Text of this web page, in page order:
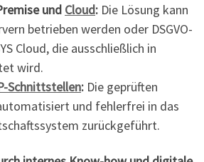
und Cloud: Die Lösung kann
betrieben werden oder DSGVO-
Cloud, die ausschließlich in
wird.
Schnittstellen: Die geprüften
und fehlerfrei in das
zurückgeführt.